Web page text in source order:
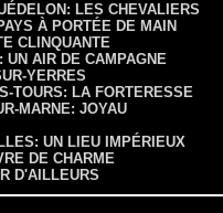
LES CHEVALIERS
À PORTÉE DE MAIN
CLINQUANTE
UN AIR DE CAMPAGNE
YERRES
TOURS: LA FORTERESSE
MARNE: JOYAU
UN LIEU IMPÉRIEUX
DE CHARME
D'AILLEURS